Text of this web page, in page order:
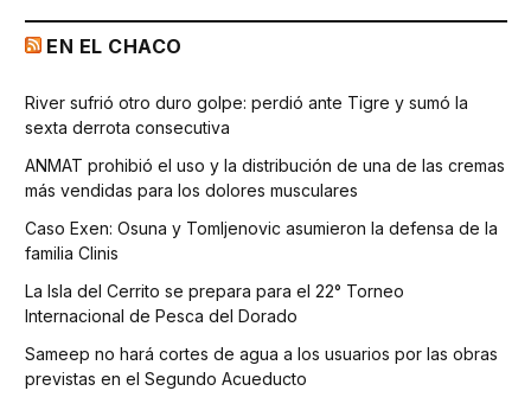
EN EL CHACO
River sufrió otro duro golpe: perdió ante Tigre y sumó la
sexta derrota consecutiva
ANMAT prohibió el uso y la distribución de una de las cremas
más vendidas para los dolores musculares
Caso Exen: Osuna y Tomljenovic asumieron la defensa de la
familia Clinis
La Isla del Cerrito se prepara para el 22° Torneo
Internacional de Pesca del Dorado
Sameep no hará cortes de agua a los usuarios por las obras
previstas en el Segundo Acueducto